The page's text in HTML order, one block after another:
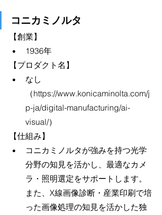
コニカミノルタ
【創業】
1936年
【プロダクト名】
なし
（https://www.konicaminolta.com/j
p-ja/digital-manufacturing/ai-
visual/）
【仕組み】
コニカミノルタが強みを持つ光学
分野の知見を活かし、最適なカメ
ラ・照明選定をサポートします。
また、X線画像診断・産業印刷で培
った画像処理の知見を活かした独